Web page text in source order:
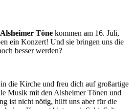
Alsheimer Töne kommen am 16. Juli,
ein Konzert! Und sie bringen uns die
besser werden?
die Kirche und freu dich auf großartige
Musik mit den Alsheimer Tönen und
ist nicht nötig, hilft uns aber für die